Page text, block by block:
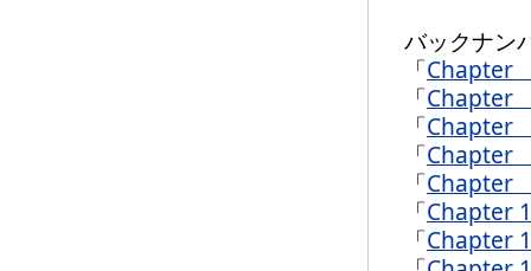
バックナン
「
「Chapter
「Chapter
「Chapter
「Chapter
「Chapter
「Chapter